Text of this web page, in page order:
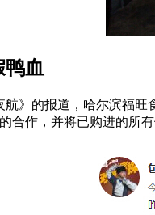
血
的报道，哈尔滨福旺
合作，并将已购进的所有